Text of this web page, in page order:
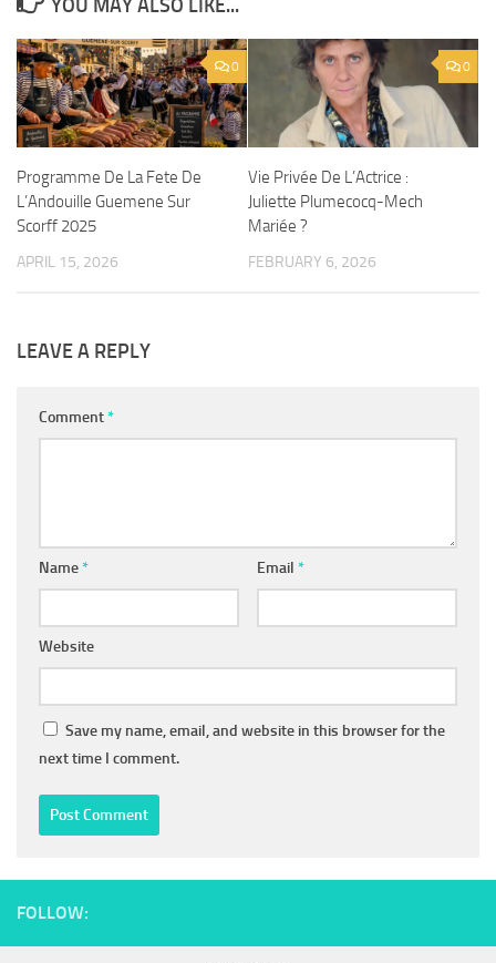
YOU MAY ALSO LIKE...
0
Programme De La Fete De
L’Andouille Guemene Sur
Scorff 2025
APRIL 15, 2026
0
Vie Privée De L’Actrice :
Juliette Plumecocq-Mech
Mariée ?
FEBRUARY 6, 2026
LEAVE A REPLY
Comment*
Name* Email *
Website
Save my name, email, and website in this browser for the
next time I comment.
FOLLOW: